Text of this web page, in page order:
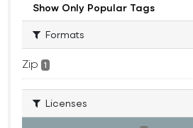
Show Only Popular Tags
Formats
Zip 1
Licenses